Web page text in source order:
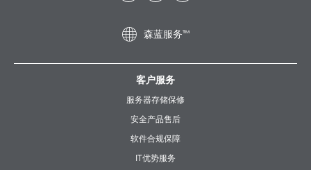
森蓝服务™
客户服务
服务器存储保修
安全产品售后
软件合规保障
IT优势服务